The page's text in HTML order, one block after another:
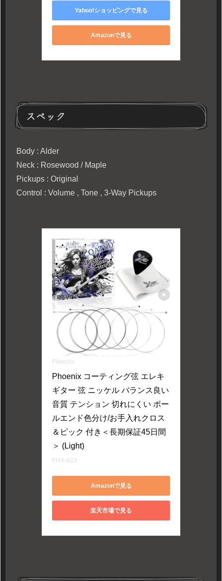
Yahoo!ショッピングで見る
Amazonで見る
スペック
Body : Alder
Neck : Rosewood / Maple
Pickups : Original
Control : Volume , Tone , 3-Way Pickups
Phoenix
Phoenix コーティング弦 エレキ
ギター 弦 ニッケル バランス良い
音質 テンション 切れにくい ポー
ルエンド色分け/お手入れクロス
＆ピック 付き＜長期保証45日間
＞ (Light)
PHX-023
Amazonで見る
楽天市場で見る